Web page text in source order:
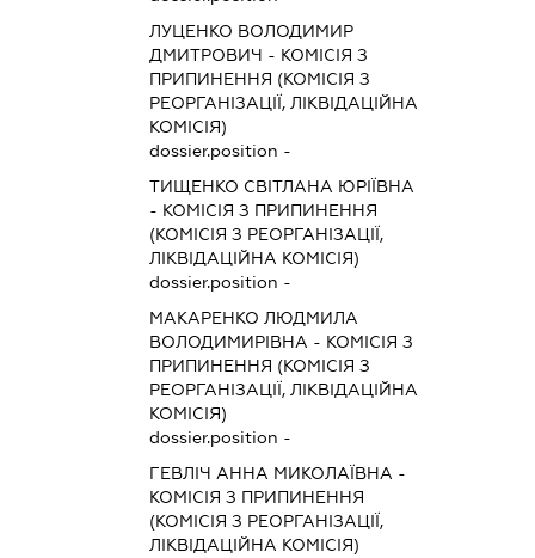
ЛУЦЕНКО ВОЛОДИМИР
ДМИТРОВИЧ - КОМІСІЯ З
ПРИПИНЕННЯ (КОМІСІЯ З
РЕОРГАНІЗАЦІЇ, ЛІКВІДАЦІЙНА
КОМІСІЯ)
dossier.position -
ТИЩЕНКО СВІТЛАНА ЮРІЇВНА
- КОМІСІЯ З ПРИПИНЕННЯ
(КОМІСІЯ З РЕОРГАНІЗАЦІЇ,
ЛІКВІДАЦІЙНА КОМІСІЯ)
dossier.position -
МАКАРЕНКО ЛЮДМИЛА
ВОЛОДИМИРІВНА - КОМІСІЯ З
ПРИПИНЕННЯ (КОМІСІЯ З
РЕОРГАНІЗАЦІЇ, ЛІКВІДАЦІЙНА
КОМІСІЯ)
dossier.position -
ГЕВЛІЧ АННА МИКОЛАЇВНА -
КОМІСІЯ З ПРИПИНЕННЯ
(КОМІСІЯ З РЕОРГАНІЗАЦІЇ,
ЛІКВІДАЦІЙНА КОМІСІЯ)